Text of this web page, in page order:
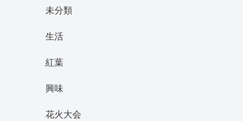
未分類
生活
紅葉
興味
花火大会